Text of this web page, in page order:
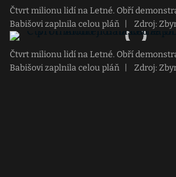
Čtvrt milionu lidí na Letné. Obří
Babišovi zaplnila celou pláň
Zdroj:
Čtvrt milionu lidí na Letné. Obří
Babišovi zaplnila celou pláň
Zdroj: